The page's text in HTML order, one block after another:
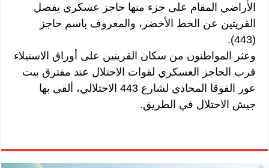
الأراضي المقام على جزء منها حاجز عسكري يفصل
القريتين عن الخط الأخضر، والمعروف باسم حاجز
(443).
وعثر المواطنون من سكان القريتين على أوراق الاستيلاء
قرب الحاجز العسكري لقوات الاحتلال عند مفترق بيت
عور الفوقا المحاذي لشارع 443 الاحتلالي، ألقى بها
جيش الاحتلال في الطريق.